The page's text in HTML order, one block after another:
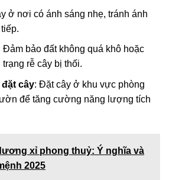
ở nơi có ánh sáng nhẹ, tránh ánh
Đảm bảo đất không quá khô hoặc
rễ cây bị thối.
cây: Đặt cây ở khu vực phòng
để tăng cường năng lượng tích
xỉ phong thuỷ: Ý nghĩa và
2025